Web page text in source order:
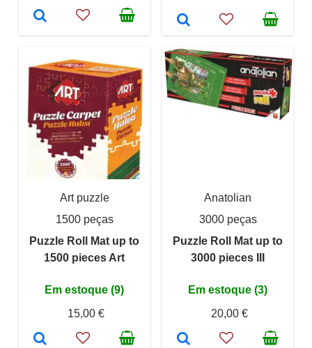
Art puzzle
1500 peças
Puzzle Roll Mat up to
1500 pieces Art
Em estoque (9)
15,00 €
Anatolian
3000 peças
Puzzle Roll Mat up to
3000 pieces III
Em estoque (3)
20,00 €